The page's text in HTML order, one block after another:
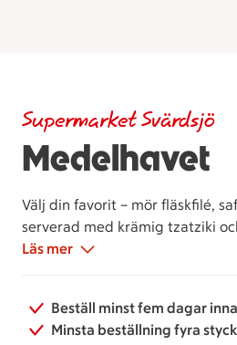
Medelhavet
Supermarket Svärdsjö
Välj din favorit – mör fläskfilé,
serverad med krämig tzatziki
baguette. Till det får du en frisk
kombination av smaker och
en lite lyxigare vardagsmåltid.
Läs mer
Beställ minst fem dagar
Minsta beställning fyra